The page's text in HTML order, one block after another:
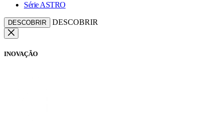
Série ASTRO
DESCOBRIR DESCOBRIR
INOVAÇÃO